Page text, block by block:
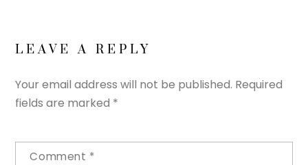
LEAVE A REPLY
Your email address will not be published. Required
fields are marked *
Comment *